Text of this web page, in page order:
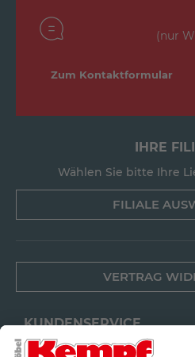
(nur
Zum Kontaktformular
IHRE
Wählen Sie bitte Ihre
FILIALE
VERTRAG
KUNDENSERVICE